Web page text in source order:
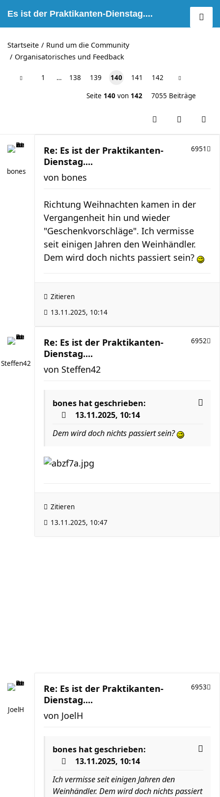
Es ist der Praktikanten-Dienstag....
Startseite
Rund um die Community
Organisatorisches und Feedback
1 … 138 139 140 141 142
Seite 140 von 142 7055 Beiträge
bones
Re: Es ist der Praktikanten-
Dienstag....
6951
von bones
Richtung Weihnachten kamen in der
Vergangenheit hin und wieder
"Geschenkvorschläge". Ich vermisse
seit einigen Jahren den Weinhändler.
Dem wird doch nichts passiert sein?
Zitieren
13.11.2025, 10:14
Steffen42
Re: Es ist der Praktikanten-
Dienstag....
6952
von Steffen42
bones hat geschrieben:
13.11.2025, 10:14
Dem wird doch nichts passiert sein?
Zitieren
13.11.2025, 10:47
JoelH
Re: Es ist der Praktikanten-
Dienstag....
6953
von JoelH
bones hat geschrieben:
13.11.2025, 10:14
Ich vermisse seit einigen Jahren den
Weinhändler. Dem wird doch nichts passiert